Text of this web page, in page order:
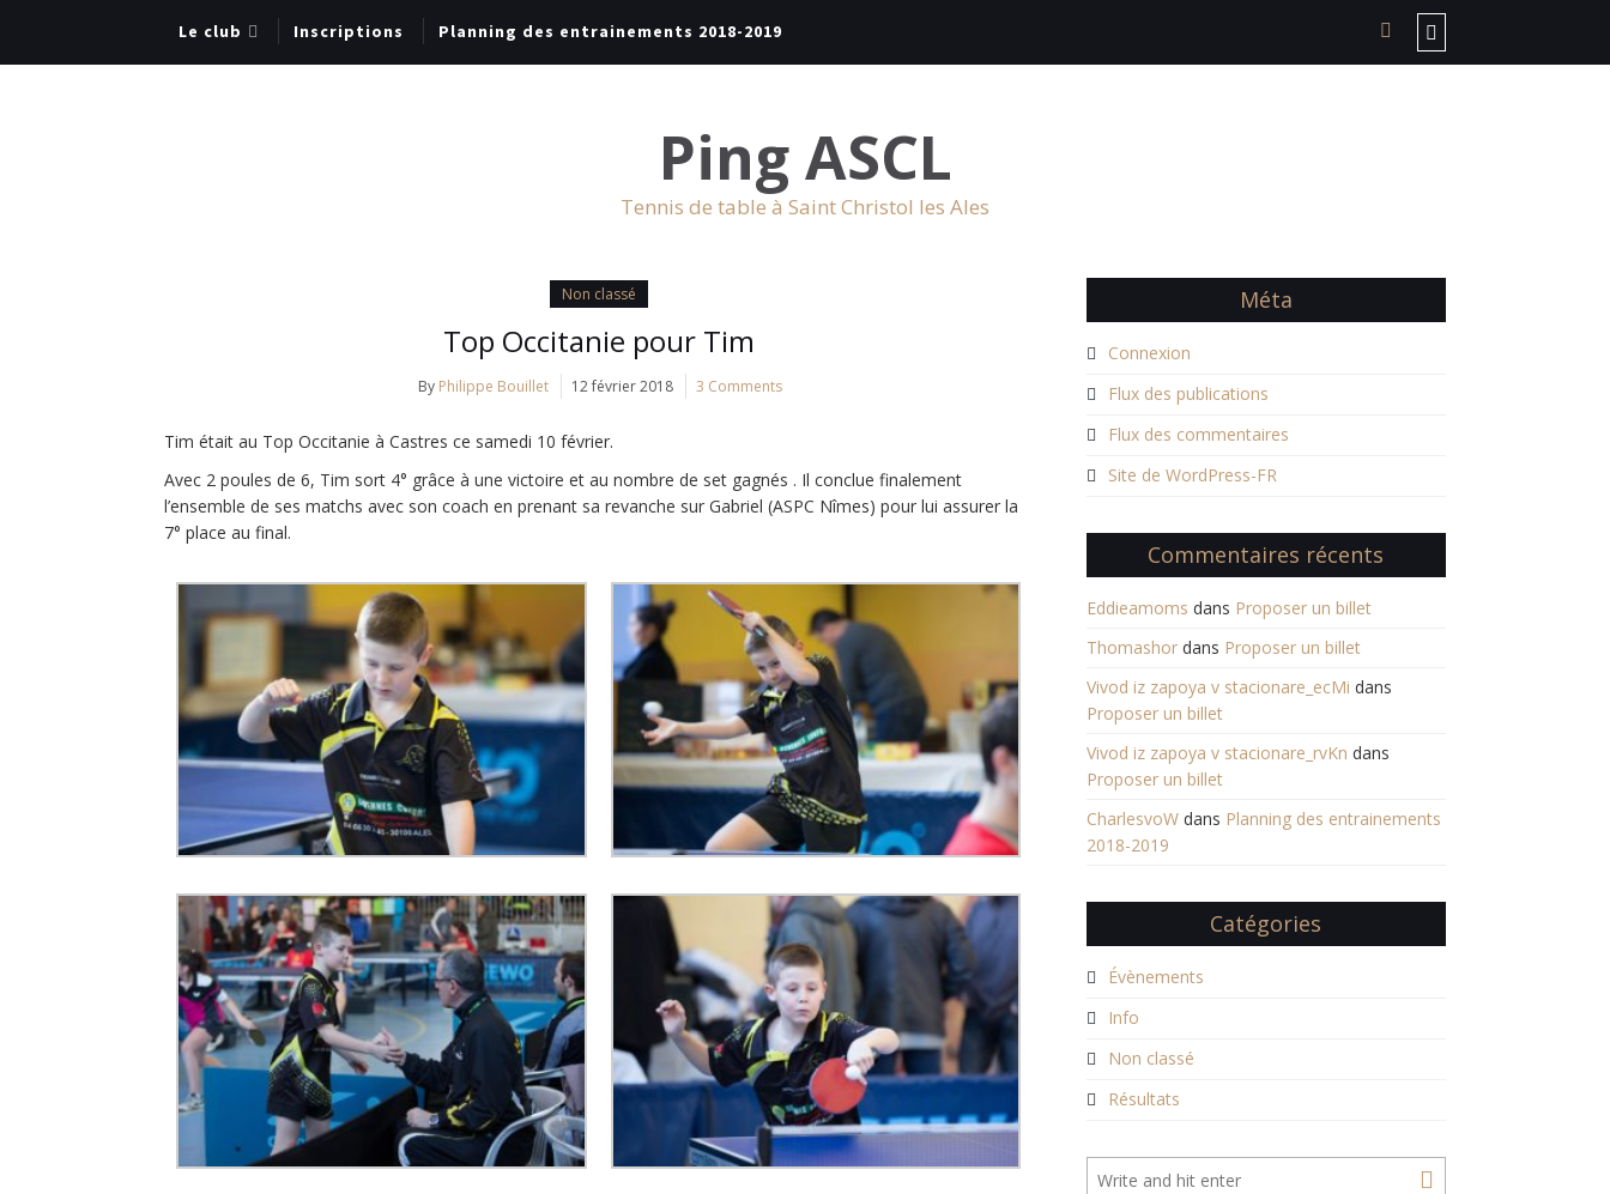
Le club Inscriptions Planning des entrainements 2018-2019
Ping ASCL
Tennis de table à Saint Christol les Ales
Non classé
Top Occitanie pour Tim
By Philippe Bouillet 12 février 2018 3 Comments
Tim était au Top Occitanie à Castres ce samedi 10 février.
Avec 2 poules de 6, Tim sort 4° grâce à une victoire et au nombre de set gagnés . Il conclue finalement
l’ensemble de ses matchs avec son coach en prenant sa revanche sur Gabriel (ASPC Nîmes) pour lui assurer la
7° place au final.
Méta
Connexion
Flux des publications
Flux des commentaires
Site de WordPress-FR
Commentaires récents
Eddieamoms dans Proposer un billet
Thomashordans Proposer un billet
Vivod iz zapoya v stacionare_ecMi dans
Proposer un billet
Vivod iz zapoya v stacionare_rvKn dans
Proposer un billet
CharlesvoWdans Planning des entrainements
2018-2019
Catégories
Évènements
Info
Non classé
Résultats